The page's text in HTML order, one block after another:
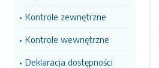
Kontrole zewnętrzne
Kontrole wewnętrzne
Deklaracja dostępności